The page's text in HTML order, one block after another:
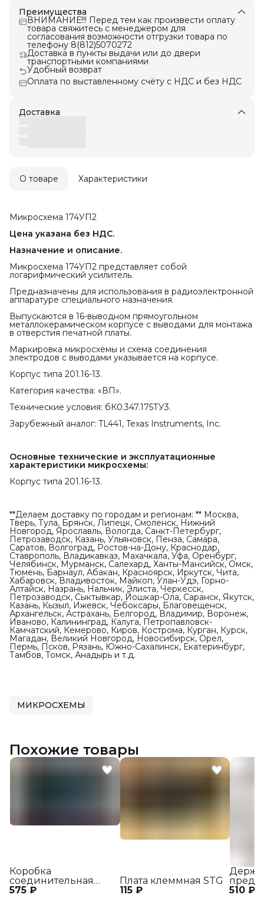
Преимущества
ВНИМАНИЕ!!! Перед тем как произвести оплату
товара свяжитесь с менеджером для
согласования возможности отгрузки товара по
телефону 8(812)5070272
Доставка в пункты выдачи или до двери
транспортными компаниями
Удобный возврат
Оплата по выставленному счёту с НДС и без НДС
Доставка
О товаре Характеристики
Микросхема 174УП2
Цена указана без НДС.
Назначение и описание.
Микросхема 174УП2 представляет собой
логарифмический усилитель.
Предназначены для использования в радиоэлектронной
аппаратуре специального назначения.
Выпускаются в 16-выводном прямоугольном
металлокерамическом корпусе с выводами для монтажа
в отверстия печатной платы.
Маркировка микросхемы и схема соединения
электродов с выводами указывается на корпусе.
Корпус типа 201.16-13.
Категория качества: «ВП».
Технические условия: бК0.347.175ТУ3.
Зарубежный аналог: TL441, Texas Instruments, Inc.
Основные технические и эксплуатационные
характеристики микросхемы:
Корпус типа 201.16-13.
**Делаем доставку по городам и регионам: ** Москва,
Тверь, Тула, Брянск, Липецк, Смоленск, Нижний
Новгород, Ярославль, Вологда, Санкт-Петербург,
Петрозаводск, Казань, Ульяновск, Пенза, Самара,
Саратов, Волгоград, Ростов-на-Дону, Краснодар,
Ставрополь, Владикавказ, Махачкала, Уфа, Оренбург,
Челябинск, Мурманск, Салехард, Ханты-Мансийск, Омск,
Тюмень, Барнаул, Абакан, Красноярск, Иркутск, Чита,
Хабаровск, Владивосток, Майкоп, Улан-Удэ, Горно-
Алтайск, Назрань, Нальчик, Элиста, Черкесск,
Петрозаводск, Сыктывкар, Йошкар-Ола, Саранск, Якутск,
Казань, Кызыл, Ижевск, Чебоксары, Благовещенск,
Архангельск, Астрахань, Белгород, Владимир, Воронеж,
Иваново, Калининград, Калуга, Петропавловск-
Камчатский, Кемерово, Киров, Кострома, Курган, Курск,
Магадан, Великий Новгород, Новосибирск, Орел,
Пермь, Псков, Рязань, Южно-Сахалинск, Екатеринбург,
Тамбов, Томск, Анадырь и т.д.
МИКРОСХЕМЫ
Похожие товары
575 ₽
Коробка
соединительная
КС3-2
115 ₽
Плата клеммная STG
510 ₽
ДПВ